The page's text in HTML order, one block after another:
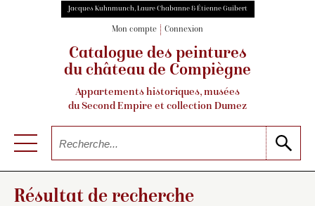
Jacques Kuhnmunch, Laure Chabanne & Étienne Guibert
Mon compte Connexion
Catalogue des peintures
du château de Compiègne
Appartements historiques, musées
du Second Empire et collection Dumez
Résultat de recherche